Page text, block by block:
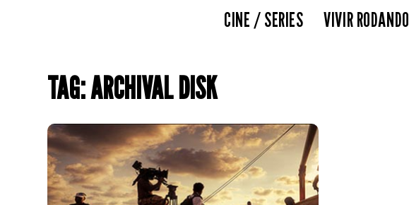
CINE / SERIES VIVIR RODANDO
TAG: ARCHIVAL DISK